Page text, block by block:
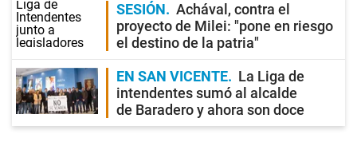
SESIÓN
Achával, contra el
proyecto de Milei: "pone en riesgo
el destino de la patria"
EN SAN VICENTE
La Liga de
intendentes sumó al alcalde
de Baradero y ahora son doce